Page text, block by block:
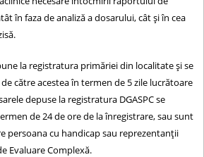
în faza de analiză a dosarului, cât şi în cea
la registratura primăriei din localitate şi se
către acestea în termen de 5 zile lucrătoare
depuse la registratura DGASPC se
de 24 de ore de la înregistrare, sau sunt
persoana cu handicap sau reprezentanţii
Evaluare Complexă.